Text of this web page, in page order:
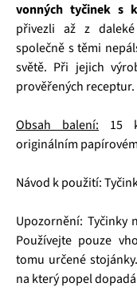
vonných tyčinek s
přivezli až z
společně s těmi
světě. Při jejich
prověřených receptur.
Obsah balení: 15
originálním
Návod k použití:
Upozornění: Tyčinky
Používejte pouze
tomu určené
na který popel